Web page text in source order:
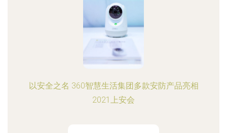
以安全之名 360智慧生活集团多款安防产品亮相
2021上安会